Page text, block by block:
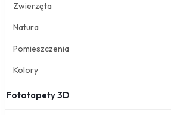
Zwierzęta
Natura
Pomieszczenia
Kolory
Fototapety 3D